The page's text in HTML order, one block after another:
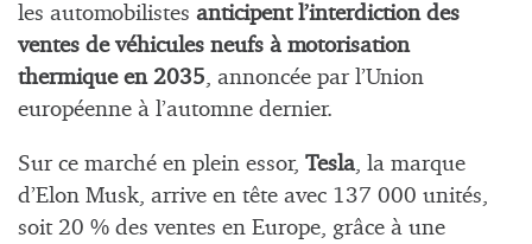
les automobilistes anticipent l’interdiction des
ventes de véhicules neufs à motorisation
thermique en 2035, annoncée par l’Union
européenne à l’automne dernier.
Sur ce marché en plein essor, Tesla, la marque
d’Elon Musk, arrive en tête avec 137 000 unités,
soit 20 % des ventes en Europe, grâce à une